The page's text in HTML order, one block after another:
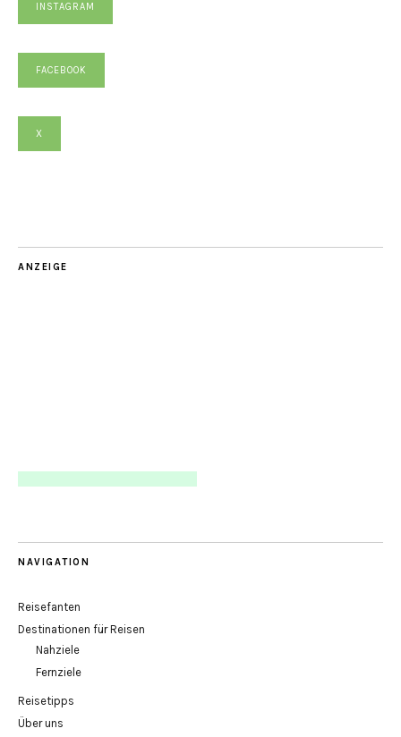
INSTAGRAM
FACEBOOK
X
ANZEIGE
NAVIGATION
Reisefanten
Destinationen für Reisen
Nahziele
Fernziele
Reisetipps
Über uns